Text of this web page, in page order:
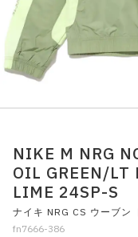
アディダス ピックア
ライフスタイルラン
その他
すべてのウェア
すべてのバッグ
アディダス ピックア
ライフスタイルラン
アンダーウェア
水着
その他
すべてのウェア
すべてのバッグ
NIKE M NRG
OIL GREEN/
LIME 24SP-S
ナイキ NRG CS ウーブン
fn7666-386